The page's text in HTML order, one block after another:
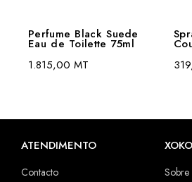
Perfume Black Suede
Eau de Toilette 75ml
1.815,00 MT
ATENDIMENTO
Contacto
Sobre